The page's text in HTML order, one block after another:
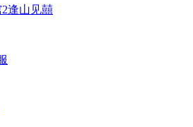
逢山见囍